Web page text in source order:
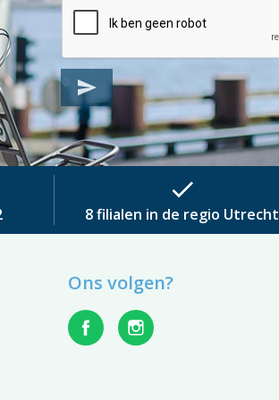
send
check
8 filialen in de regio Utrecht
Ons volgen?